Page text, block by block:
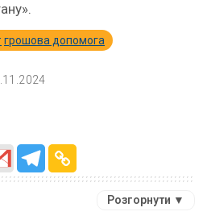
грошова допомога
Розгорнути ▼